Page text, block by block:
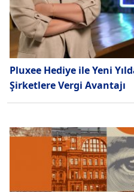
Pluxee Hediye ile Yeni
Şirketlere Vergi Avantajı